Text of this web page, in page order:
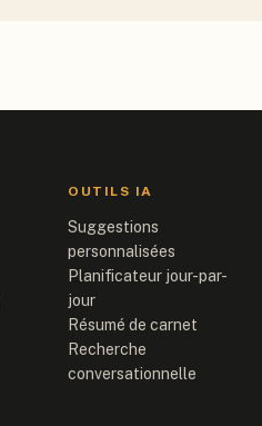
OUTILS IA
Suggestions
personnalisées
Planificateur jour-par-
jour
Résumé de carnet
Recherche
conversationnelle